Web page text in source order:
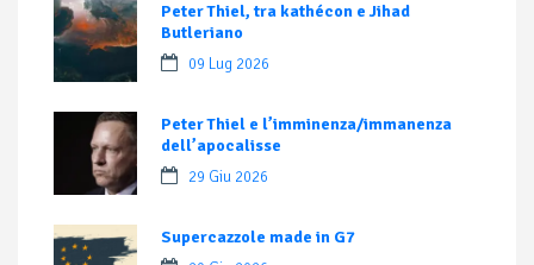
Peter Thiel, tra kathécon e Jihad
Butleriano
09 Lug 2026
Peter Thiel e l’imminenza/immanenza
dell’apocalisse
29 Giu 2026
Supercazzole made in G7